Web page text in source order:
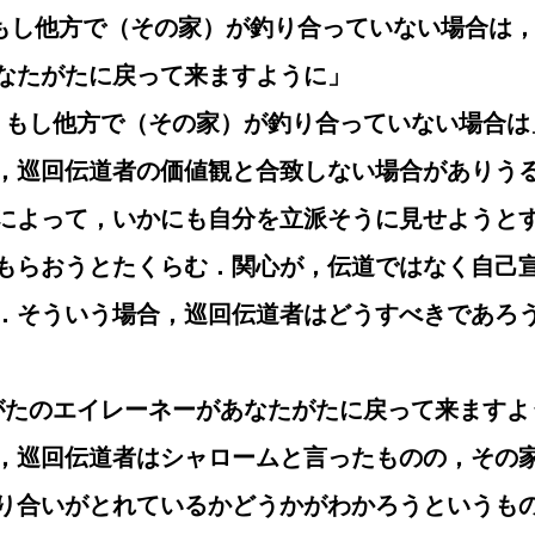
し他方で（その家）が釣り合っていない場合は
たがたに戻って来ますように」
もし他方で（その家）が釣り合っていない場合
回伝道者の価値観と合致しない場合がありう
よって，いかにも自分を立派そうに見せようと
らおうとたくらむ．関心が，伝道ではなく自己
そういう場合，巡回伝道者はどうすべきであろ
たのエイレーネーがあなたがたに戻って来ます
回伝道者はシャロームと言ったものの，その
合いがとれているかどうかがわかろうというも